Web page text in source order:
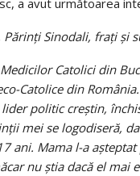
Părinți Sinodali, frați și
Catolici din
Catolice din România.
politic creștin,
mei se logodiseră,
ani. Mama l-a
nu știa dacă el mai